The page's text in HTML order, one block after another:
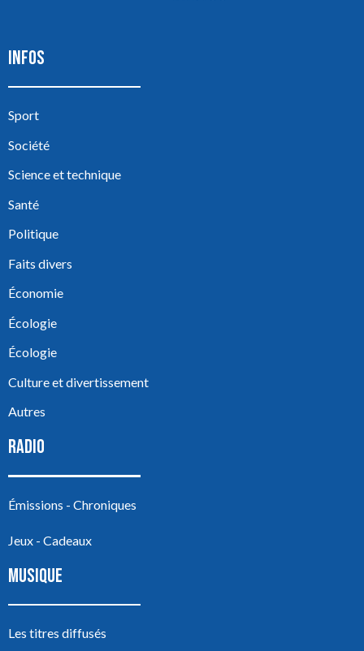
INFOS
Sport
Société
Science et technique
Santé
Politique
Faits divers
Économie
Écologie
Écologie
Culture et divertissement
Autres
RADIO
Émissions - Chroniques
Jeux - Cadeaux
MUSIQUE
Les titres diffusés